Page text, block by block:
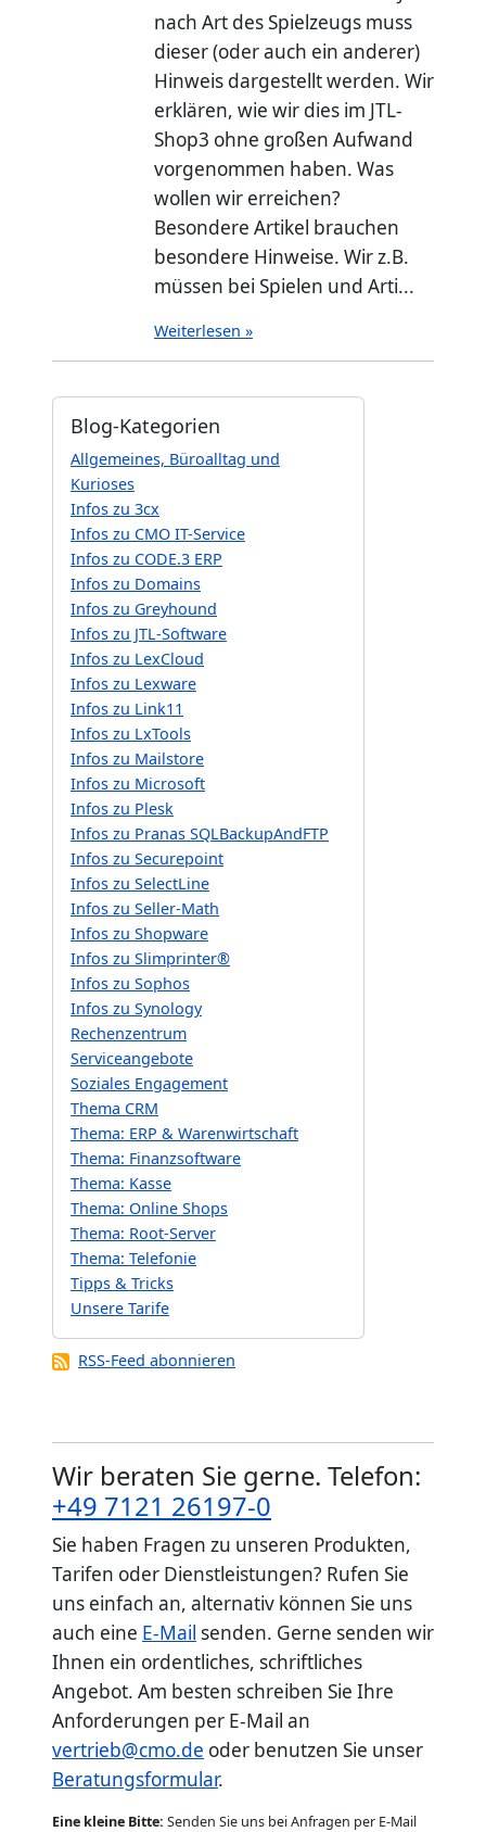
nach Art des Spielzeugs muss
dieser (oder auch ein anderer)
Hinweis dargestellt werden. Wir
erklären, wie wir dies im JTL-
Shop3 ohne großen Aufwand
vorgenommen haben. Was
wollen wir erreichen?
Besondere Artikel brauchen
besondere Hinweise. Wir z.B.
müssen bei Spielen und Arti...
Weiterlesen »
Blog-Kategorien
Allgemeines, Büroalltag und
Kurioses
Infos zu 3cx
Infos zu CMO IT-Service
Infos zu CODE.3 ERP
Infos zu Domains
Infos zu Greyhound
Infos zu JTL-Software
Infos zu LexCloud
Infos zu Lexware
Infos zu Link11
Infos zu LxTools
Infos zu Mailstore
Infos zu Microsoft
Infos zu Plesk
Infos zu Pranas SQLBackupAndFTP
Infos zu Securepoint
Infos zu SelectLine
Infos zu Seller-Math
Infos zu Shopware
Infos zu Slimprinter®
Infos zu Sophos
Infos zu Synology
Rechenzentrum
Serviceangebote
Soziales Engagement
Thema CRM
Thema: ERP & Warenwirtschaft
Thema: Finanzsoftware
Thema: Kasse
Thema: Online Shops
Thema: Root-Server
Thema: Telefonie
Tipps & Tricks
Unsere Tarife
RSS-Feed abonnieren
Wir beraten Sie gerne. Telefon:
+49 7121 26197-0
Sie haben Fragen zu unseren Produkten,
Tarifen oder Dienstleistungen? Rufen Sie
uns einfach an, alternativ können Sie uns
auch eine E-Mail senden. Gerne senden wir
Ihnen ein ordentliches, schriftliches
Angebot. Am besten schreiben Sie Ihre
Anforderungen per E-Mail an
vertrieb@cmo.de oder benutzen Sie unser
Beratungsformular.
Eine kleine Bitte: Senden Sie uns bei Anfragen per E-Mail